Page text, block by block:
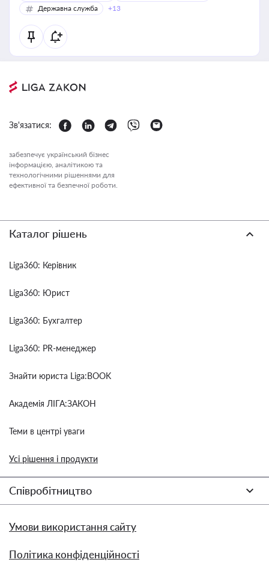
Державна служба
+13
Зв'язатися:
забезпечує український бізнес
інформацією, аналітикою та
технологічними рішеннями для
ефективної та безпечної роботи.
Каталог рішень
Liga360: Керівник
Liga360: Юрист
Liga360: Бухгалтер
Liga360: PR-менеджер
Знайти юриста Liga:BOOK
Академія ЛІГА:ЗАКОН
Теми в центрі уваги
Усі рішення і продукти
Співробітництво
Умови використання сайту
Політика конфіденційності